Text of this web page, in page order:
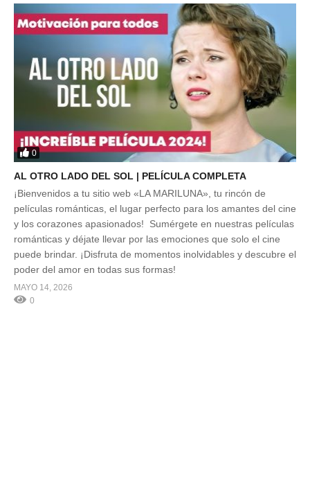
0
AL OTRO LADO DEL SOL | PELÍCULA COMPLETA
¡Bienvenidos a tu sitio web «LA MARILUNA», tu rincón de
películas románticas, el lugar perfecto para los amantes del cine
y los corazones apasionados! Sumérgete en nuestras películas
románticas y déjate llevar por las emociones que solo el cine
puede brindar. ¡Disfruta de momentos inolvidables y descubre el
poder del amor en todas sus formas!
MAYO 14, 2026
0